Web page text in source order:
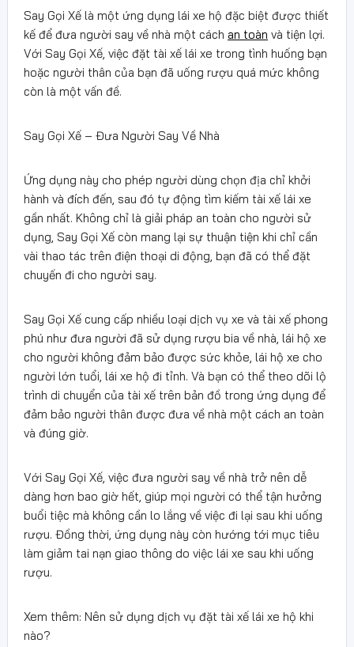
Say Gọi Xế là một ứng dụng lái xe hộ đặc biệt được thiết
kế để đưa người say về nhà một cách an toàn và tiện lợi.
Với Say Gọi Xế, việc đặt tài xế lái xe trong tình huống bạn
hoặc người thân của bạn đã uống rượu quá mức không
còn là một vấn đề.
Say Gọi Xế – Đưa Người Say Về Nhà
Ứng dụng này cho phép người dùng chọn địa chỉ khởi
hành và đích đến, sau đó tự động tìm kiếm tài xế lái xe
gần nhất. Không chỉ là giải pháp an toàn cho người sử
dụng, Say Gọi Xế còn mang lại sự thuận tiện khi chỉ cần
vài thao tác trên điện thoại di động, bạn đã có thể đặt
chuyến đi cho người say.
Say Gọi Xế cung cấp nhiều loại dịch vụ xe và tài xế phong
phú như đưa người đã sử dụng rượu bia về nhà, lái hộ xe
cho người không đảm bảo được sức khỏe, lái hộ xe cho
người lớn tuổi, lái xe hộ đi tỉnh. Và bạn có thể theo dõi lộ
trình di chuyển của tài xế trên bản đồ trong ứng dụng để
đảm bảo người thân được đưa về nhà một cách an toàn
và đúng giờ.
Với Say Gọi Xế, việc đưa người say về nhà trở nên dễ
dàng hơn bao giờ hết, giúp mọi người có thể tận hưởng
buổi tiệc mà không cần lo lắng về việc đi lại sau khi uống
rượu. Đồng thời, ứng dụng này còn hướng tới mục tiêu
làm giảm tai nạn giao thông do việc lái xe sau khi uống
rượu.
Xem thêm: Nên sử dụng dịch vụ đặt tài xế lái xe hộ khi
nào?